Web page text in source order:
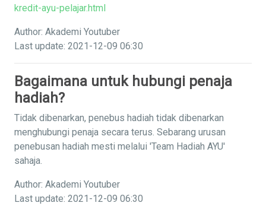
kredit-ayu-pelajar.html
Author: Akademi Youtuber
Last update: 2021-12-09 06:30
Bagaimana untuk hubungi penaja
hadiah?
Tidak dibenarkan, penebus hadiah tidak dibenarkan
menghubungi penaja secara terus. Sebarang urusan
penebusan hadiah mesti melalui 'Team Hadiah AYU'
sahaja.
Author: Akademi Youtuber
Last update: 2021-12-09 06:30